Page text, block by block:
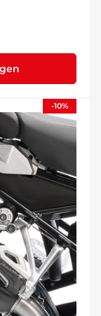
-10%